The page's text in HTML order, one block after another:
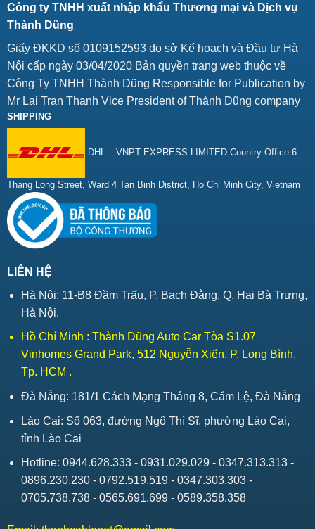
Công ty TNHH xuất nhập khẩu Thương mại và Dịch vụ
Thành Dũng
Giấy ĐKKD số 0109152593 do sở Kế hoạch và Đầu tư Hà
Nội cấp ngày 03/04/2020 Bản quyền trang web thuộc về
Công Ty TNHH Thành Dũng Responsible for Publication by
Mr Lai Tran Thanh Vice President of Thành Dũng company
SHIPPING
DHL – VNPT EXPRESS LIMITED Country Office 6
Thang Long Street, Ward 4 Tan Binh District, Ho Chi Minh City, Vietnam
LIÊN HỆ
Hà Nội: 11-B8 Đầm Trấu, P. Bạch Đằng, Q. Hai Bà Trưng,
Hà Nội.
Hồ Chí Minh : Thành Dũng Auto Car Tòa S1.07
Vinhomes Grand Park, 512 Nguyễn Xiển, P. Long Bình,
Tp. HCM .
Đà Nẵng: 181/1 Cách Mạng Tháng 8, Cẩm Lệ, Đà Nẵng
Lào Cai: Số 063, đường Ngô Thì Sĩ, phường Lào Cai,
tỉnh Lào Cai
Hotline: 0944.628.333 - 0931.029.029 - 0347.313.313 -
0896.230.230 - 0792.519.519 - 0347.303.303 -
0705.738.738 - 0565.691.699 - 0589.358.358